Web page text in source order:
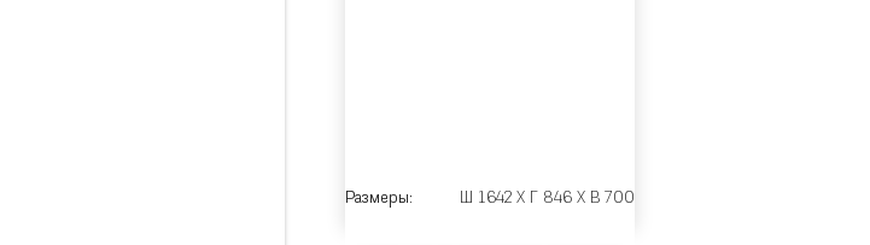
Размеры: Ш 1642 X Г 846 X В 700